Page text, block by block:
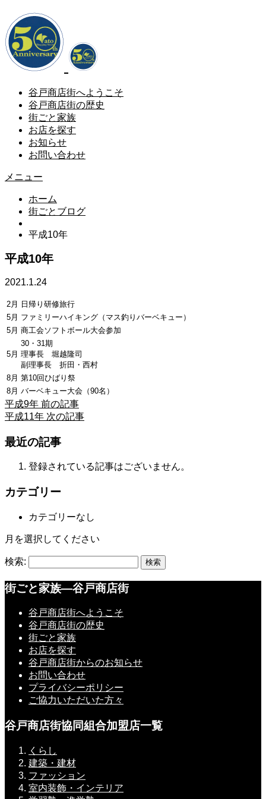
谷戸商店街へようこそ
谷戸商店街の歴史
街ごと家族
お店を探す
お知らせ
お問い合わせ
メニュー
ホーム
街ごとブログ
平成10年
平成10年
2021.1.24
2月
日帰り研修旅行
5月 ファミリーハイキング（マス釣りバーベキュー）
5月 商工会ソフトボール大会参加
5月
30・31期
理事長 堀越隆司
副理事長 折田・西村
8月 第10回ひばり祭
8月 バーベキュー大会（90名）
平成9年 前の記事
平成11年 次の記事
最近の記事
登録されている記事はございません。
カテゴリー
カテゴリーなし
月を選択してください
検索:
街ごと家族―谷戸商店街
谷戸商店街へようこそ
谷戸商店街の歴史
街ごと家族
お店を探す
谷戸商店街からのお知らせ
お問い合わせ
プライバシーポリシー
ご協力いただいた方々
谷戸商店街協同組合加盟店一覧
くらし
建築・建材
ファッション
室内装飾・インテリア